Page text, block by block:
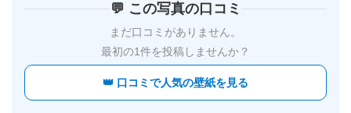
💬 この写真の口コミ
まだ口コミがありません。
最初の1件を投稿しませんか？
👑 口コミで人気の壁紙を見る